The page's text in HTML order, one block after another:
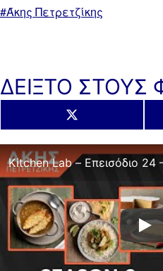
ΜεΆκης Πετρετζίκης
ΔΕΙΞΤΟ ΣΤΟΥΣ
Share
on
X
(Twitter)